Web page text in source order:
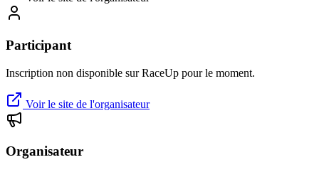
Participant
Inscription non disponible sur RaceUp pour le moment.
Voir le site de l'organisateur
Organisateur